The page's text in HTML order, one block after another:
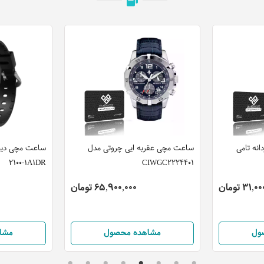
2100-1A1DR
ساعت مچی عقربه ایی چروتی مدل
CIWGC2224401
65,900,000 تومان
مشاهده محصول
تامی
تومان